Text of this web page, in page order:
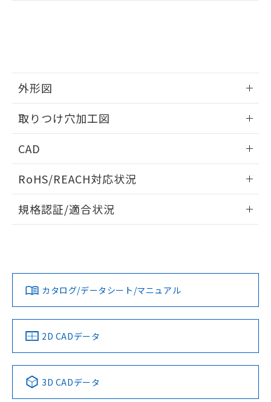
外形図
取りつけ穴加工図
CAD
ドすることができます。
ログイン/会員登録
ダウンロードデータをご利用いただく前に、以下を必ずお読
みください。
ソフトウェアの使用条件
RoHS/REACH対応状況
EU RoHS 注意事項・凡例
対応済み
中国 RoHS 注意事項・凡例
Pb Hg Cd Cr(VI)
規格認証/適合状況
カタログ/データシート/マニュアル
2D CADデータ
3D CADデータ
用者の範囲」に記載されている法人を
※本証明書は発行日時点で非含有を証明す
るもので、過去に遡って非含有を証明する
ものではありません。
物質の対応では、対応完了までの期間は出
荷製品に未対応品が混在することから備考
していることから、特段のことがない限
り、2022年1月12日より割愛しておりま
す。